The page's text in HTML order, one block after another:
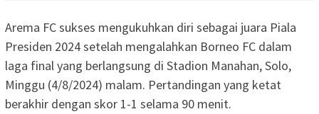
Arema FC sukses mengukuhkan diri sebagai juara Piala
Presiden 2024 setelah mengalahkan Borneo FC dalam
laga final yang berlangsung di Stadion Manahan, Solo,
Minggu (4/8/2024) malam. Pertandingan yang ketat
berakhir dengan skor 1-1 selama 90 menit.